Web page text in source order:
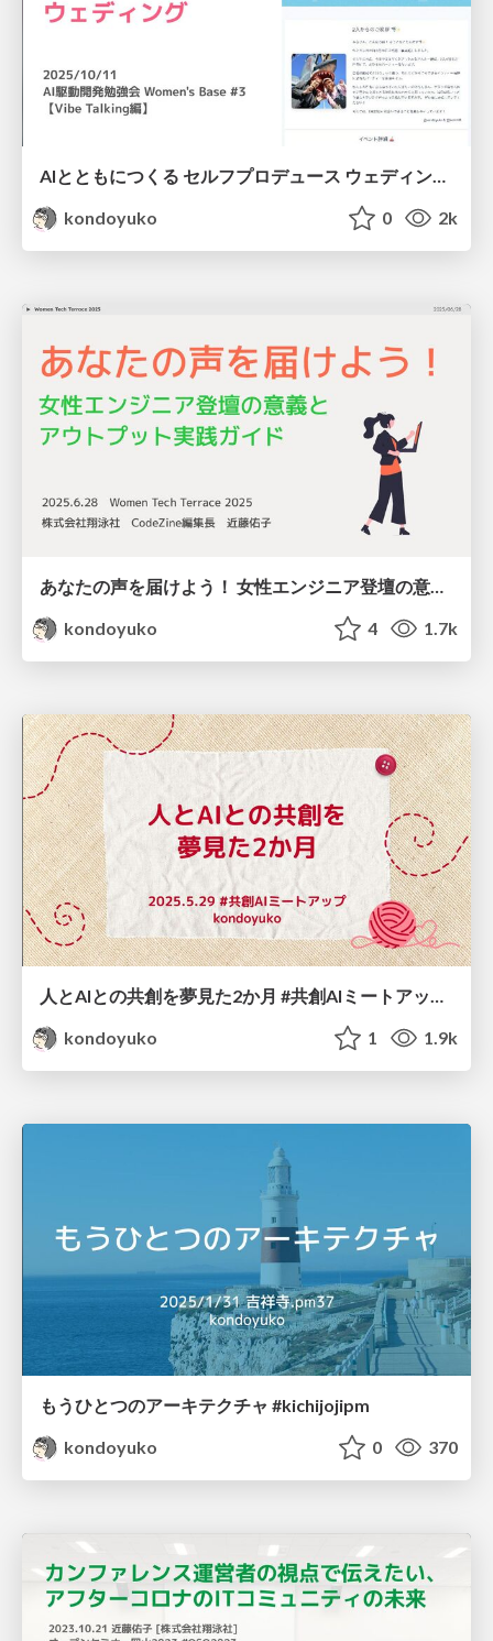
AIとともにつくる セルフプロデュース ウェディング / selfproduce wedding with AI
kondoyuko
0 2k
kondoyuko
4 1.7k
人とAIとの共創を夢見た2か月 #共創AIミートアップ / Co-Creation with Keito-chan
kondoyuko
1 1.9k
もうひとつのアーキテクチャ #kichijojipm
kondoyuko
0 370